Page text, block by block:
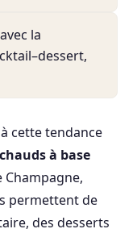
la
cette tendance
à base
Champagne,
permettent de
des desserts